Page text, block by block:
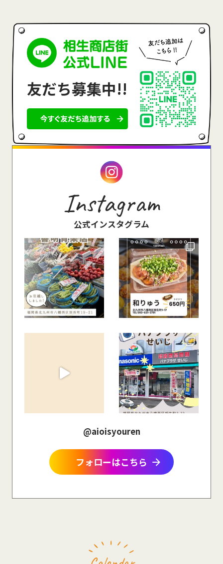
友だち募集中!!
Instagram
公式インスタグラム
@aioisyouren
フォローはこちら arrow_forward